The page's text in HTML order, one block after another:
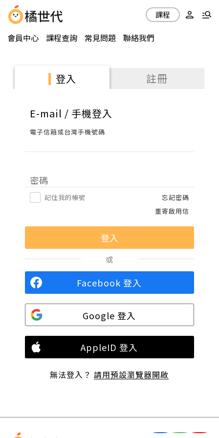
會員中心 課程查詢 常見問題 聯絡我們
課程
登入 註冊
E-mail / 手機登入
電子信箱或台灣手機號碼
密碼
記住我的帳號
忘記密碼
重寄啟用信
或
Facebook 登入
Google 登入
AppleID 登入
無法登入？請用預設瀏覽器開啟